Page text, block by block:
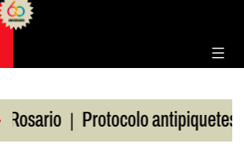
| Protocolo antipiquetes |